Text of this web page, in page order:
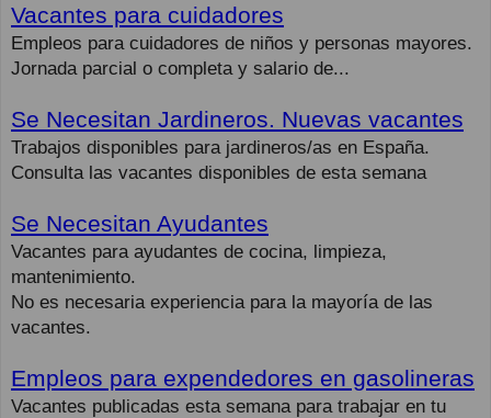
Vacantes para cuidadores
Empleos para cuidadores de niños y personas mayores.
Jornada parcial o completa y salario de...
Se Necesitan Jardineros. Nuevas vacantes
Trabajos disponibles para jardineros/as en España.
Consulta las vacantes disponibles de esta semana
Se Necesitan Ayudantes
Vacantes para ayudantes de cocina, limpieza,
mantenimiento.
No es necesaria experiencia para la mayoría de las
vacantes.
Empleos para expendedores en gasolineras
Vacantes publicadas esta semana para trabajar en tu